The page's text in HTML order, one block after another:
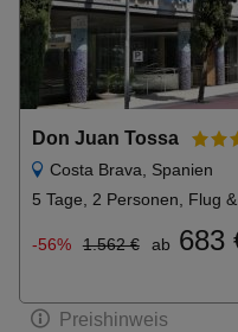
Don Juan Tossa
Costa Brava, Spanien
5 Tage, 2 Personen, Flug
-56% 1.562 € ab 683
Preishinweis